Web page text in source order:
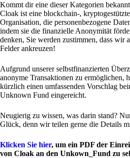
Kommt dir eine dieser Kategorien
Cloak ist eine blockchain-, kryptogestützte
Organisation, die personenbezogene
indem sie die finanzielle Anonymität
denken, Sie werden zustimmen, dass wir
Felder ankreuzen!
Aufgrund unserer selbstfinanzierten
anonyme Transaktionen zu ermöglichen,
kürzlich einen umfassenden Vorschlag
Unknown Fund eingereicht.
Neugierig zu wissen, was darin stand?
Glück, denn wir teilen gerne die Details
Klicken Sie hier, um ein PDF der
von Cloak an den Unkown_Fund zu